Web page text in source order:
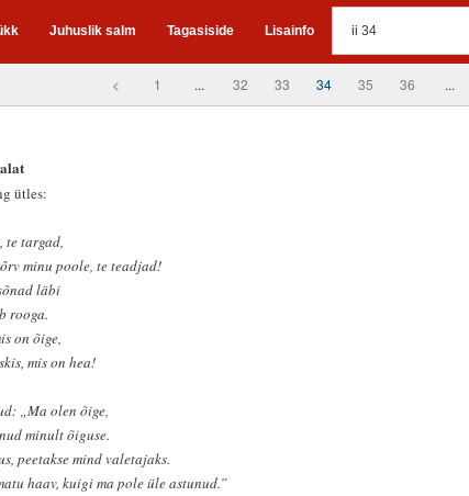
Juhuslik salm Tagasiside Lisainfo
< 1 ... 32 33 34 35 36 ...
ütles:
te targad,
minu poole, te teadjad!
läbi
rooga.
on õige,
mis on hea!
„Ma olen õige,
minult õiguse.
peetakse mind valetajaks.
haav, kuigi ma pole üle astunud.”